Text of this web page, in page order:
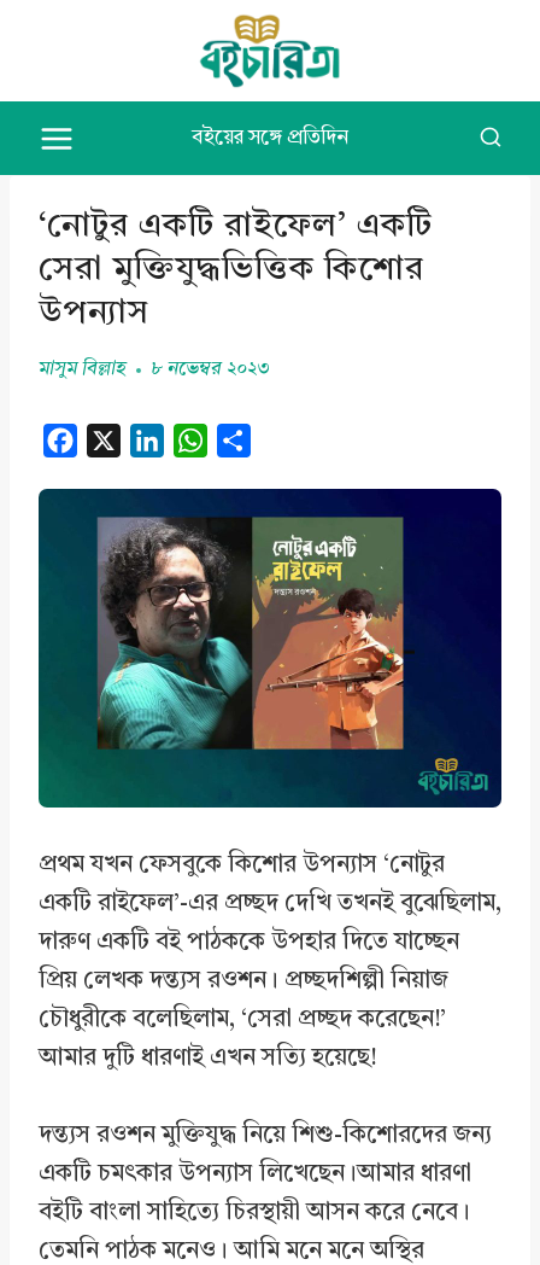
content
বইয়ের সঙ্গে প্রতিদিন
‘নোটুর একটি রাইফেল’ একটি
সেরা মুক্তিযুদ্ধভিত্তিক কিশোর
উপন্যাস
মাসুম বিল্লাহ ৮ নভেম্বর ২০২৩
k
e
d
I
n
W
t
s
A
p
p
e
প্রথম যখন ফেসবুকে কিশোর উপন্যাস ‘নোটুর
একটি রাইফেল’-এর প্রচ্ছদ দেখি তখনই বুঝেছিলাম,
দারুণ একটি বই পাঠককে উপহার দিতে যাচ্ছেন
প্রিয় লেখক দন্ত্যস রওশন। প্রচ্ছদশিল্পী নিয়াজ
চৌধুরীকে বলেছিলাম, ‘সেরা প্রচ্ছদ করেছেন!’
আমার দুটি ধারণাই এখন সত্যি হয়েছে!
দন্ত্যস রওশন মুক্তিযুদ্ধ নিয়ে শিশু-কিশোরদের জন্য
একটি চমৎকার উপন্যাস লিখেছেন।আমার ধারণা
বইটি বাংলা সাহিত্যে চিরস্থায়ী আসন করে নেবে।
তেমনি পাঠক মনেও। আমি মনে মনে অস্থির